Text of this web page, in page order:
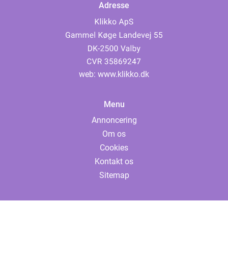
Adresse
web: www.klikko.dk
Menu
Annoncering
Om os
Cookies
Kontakt os
Sitemap